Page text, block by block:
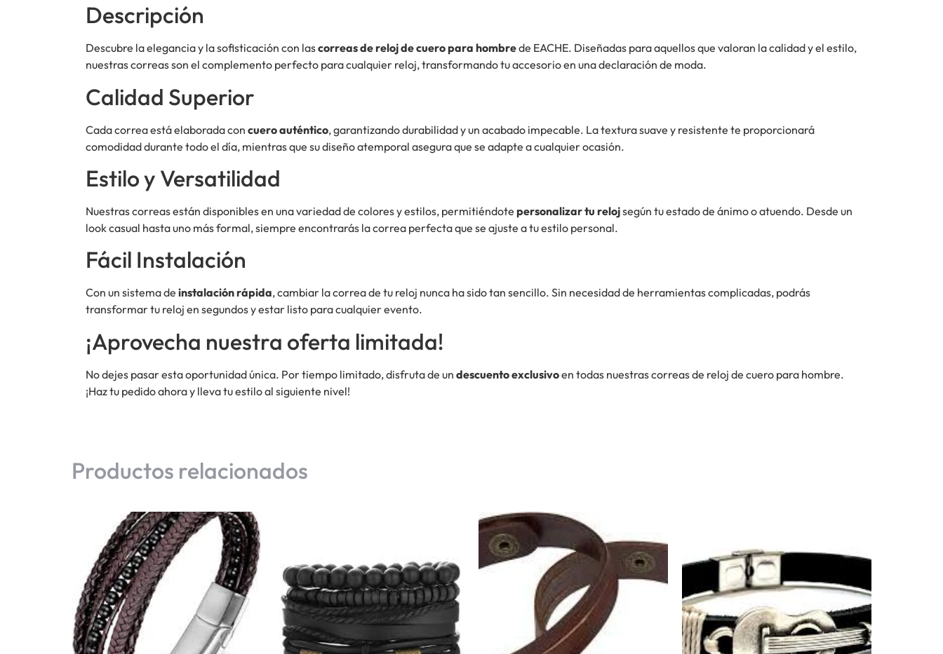
Descripción
Descubre la elegancia y la sofisticación con lascorreas de reloj de cuero para hombrede EACHE. Diseñadas para aquellos que valoran la calidad y el estilo,
nuestras correas son el complemento perfecto para cualquier reloj, transformando tu accesorio en una declaración de moda.
Calidad Superior
Cada correa está elaborada con cuero auténtico, garantizando durabilidad y un acabado impecable. La textura suave y resistente te proporcionará
comodidad durante todo el día, mientras que su diseño atemporal asegura que se adapte a cualquier ocasión.
Estilo y Versatilidad
Nuestras correas están disponibles en una variedad de colores y estilos, permitiéndote personalizar tu relojsegún tu estado de ánimo o atuendo. Desde un
look casual hasta uno más formal, siempre encontrarás la correa perfecta que se ajuste a tu estilo personal.
Fácil Instalación
Con un sistema de instalación rápida, cambiar la correa de tu reloj nunca ha sido tan sencillo. Sin necesidad de herramientas complicadas, podrás
transformar tu reloj en segundos y estar listo para cualquier evento.
¡Aprovecha nuestra oferta limitada!
No dejes pasar esta oportunidad única. Por tiempo limitado, disfruta de un descuento exclusivoen todas nuestras correas de reloj de cuero para hombre.
¡Haz tu pedido ahora y lleva tu estilo al siguiente nivel!
Productos relacionados